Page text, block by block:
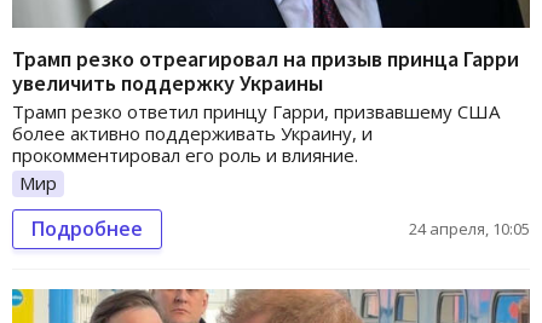
Трамп резко отреагировал на призыв принца Гарри
увеличить поддержку Украины
Трамп резко ответил принцу Гарри, призвавшему США
более активно поддерживать Украину, и
прокомментировал его роль и влияние.
Мир
Подробнее 24 апреля, 10:05